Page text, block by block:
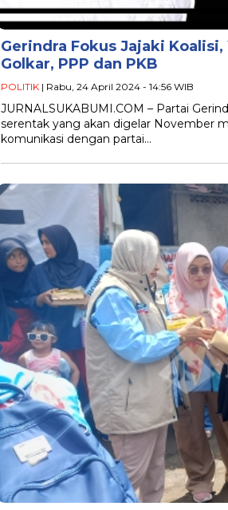
Gerindra Fokus Jajaki
Golkar, PPP dan PKB
POLITIK | Rabu, 24 April 2024 - 14:56 WIB
JURNALSUKABUMI.COM – Partai
serentak yang akan digelar November
komunikasi dengan partai…